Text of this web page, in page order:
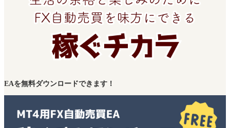
EAを無料ダウンロードできます！